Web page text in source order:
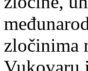
zločinima
Vukovaru